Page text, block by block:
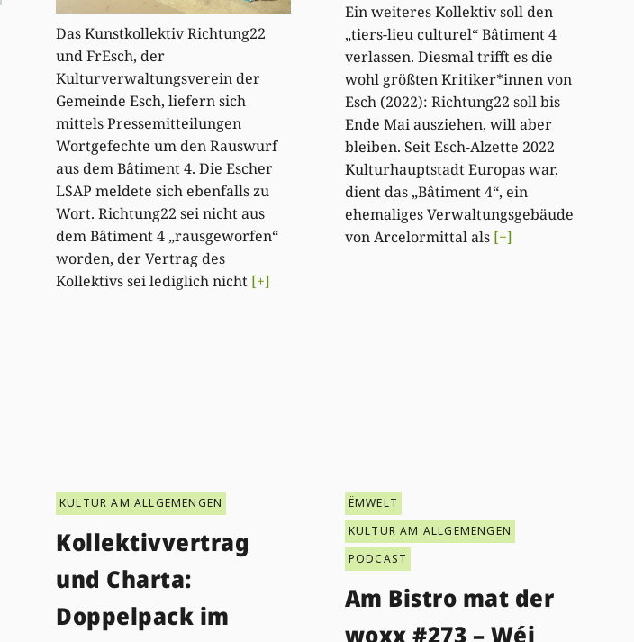
Das Kunstkollektiv Richtung22
und FrEsch, der
Kulturverwaltungsverein der
Gemeinde Esch, liefern sich
mittels Pressemitteilungen
Wortgefechte um den Rauswurf
aus dem Bâtiment 4. Die Escher
LSAP meldete sich ebenfalls zu
Wort. Richtung22 sei nicht aus
dem Bâtiment 4 „rausgeworfen“
worden, der Vertrag des
Kollektivs sei lediglich nicht [+]
Ein weiteres Kollektiv soll den
„tiers-lieu culturel“ Bâtiment 4
verlassen. Diesmal trifft es die
wohl größten Kritiker*innen von
Esch (2022): Richtung22 soll bis
Ende Mai ausziehen, will aber
bleiben. Seit Esch-Alzette 2022
Kulturhauptstadt Europas war,
dient das „Bâtiment 4“, ein
ehemaliges Verwaltungsgebäude
von Arcelormittal als [+]
KULTUR AM ALLGEMENGEN
Kollektivvertrag
und Charta:
Doppelpack im
ËMWELT
KULTUR AM ALLGEMENGEN
PODCAST
Am Bistro mat der
woxx #273 – Wéi